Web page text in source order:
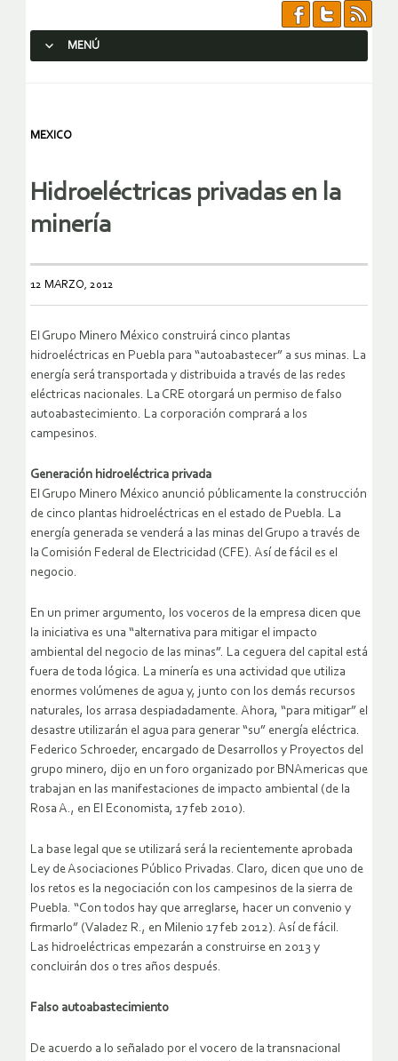
MENÚ
MEXICO
Hidroeléctricas privadas en la
minería
12 MARZO, 2012
El Grupo Minero México construirá cinco plantas
hidroeléctricas en Puebla para “autoabastecer” a sus minas. La
energía será transportada y distribuida a través de las redes
eléctricas nacionales. La CRE otorgará un permiso de falso
autoabastecimiento. La corporación comprará a los
campesinos.
Generación hidroeléctrica privada
El Grupo Minero México anunció públicamente la construcción
de cinco plantas hidroeléctricas en el estado de Puebla. La
energía generada se venderá a las minas del Grupo a través de
la Comisión Federal de Electricidad (CFE). Así de fácil es el
negocio.
En un primer argumento, los voceros de la empresa dicen que
la iniciativa es una “alternativa para mitigar el impacto
ambiental del negocio de las minas”. La ceguera del capital está
fuera de toda lógica. La minería es una actividad que utiliza
enormes volúmenes de agua y, junto con los demás recursos
naturales, los arrasa despiadadamente. Ahora, “para mitigar” el
desastre utilizarán el agua para generar “su” energía eléctrica.
Federico Schroeder, encargado de Desarrollos y Proyectos del
grupo minero, dijo en un foro organizado por BNAmericas que
trabajan en las manifestaciones de impacto ambiental (de la
Rosa A., en El Economista, 17 feb 2010).
La base legal que se utilizará será la recientemente aprobada
Ley de Asociaciones Público Privadas. Claro, dicen que uno de
los retos es la negociación con los campesinos de la sierra de
Puebla. “Con todos hay que arreglarse, hacer un convenio y
firmarlo” (Valadez R., en Milenio 17 feb 2012). Así de fácil.
Las hidroeléctricas empezarán a construirse en 2013 y
concluirán dos o tres años después.
Falso autoabastecimiento
De acuerdo a lo señalado por el vocero de la transnacional